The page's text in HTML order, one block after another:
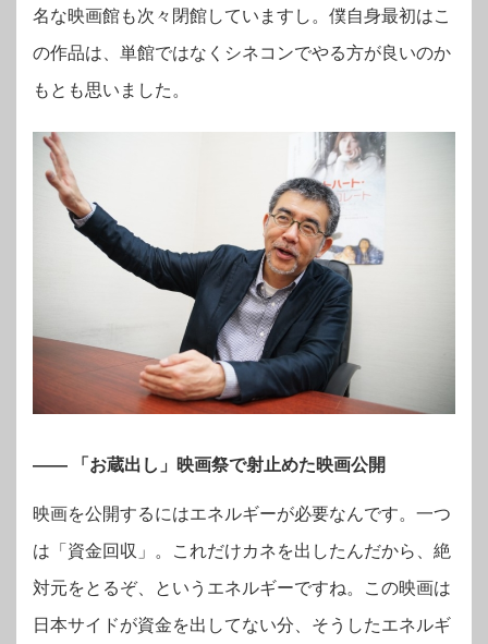
名な映画館も次々閉館していますし。僕自身最初はこ
の作品は、単館ではなくシネコンでやる方が良いのか
もとも思いました。
―― 「お蔵出し」映画祭で射止めた映画公開
映画を公開するにはエネルギーが必要なんです。一つ
は「資金回収」。これだけカネを出したんだから、絶
対元をとるぞ、というエネルギーですね。この映画は
日本サイドが資金を出してない分、そうしたエネルギ